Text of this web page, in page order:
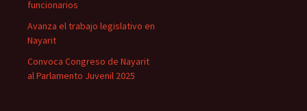
funcionarios
Avanza el trabajo legislativo en
Nayarit
Convoca Congreso de Nayarit
al Parlamento Juvenil 2025